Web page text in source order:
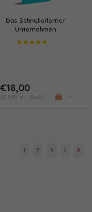
Das Schnellerlerner
Unternehmen
€18,00
(€19,80 Inkl. MwSt.) +
1 2 3